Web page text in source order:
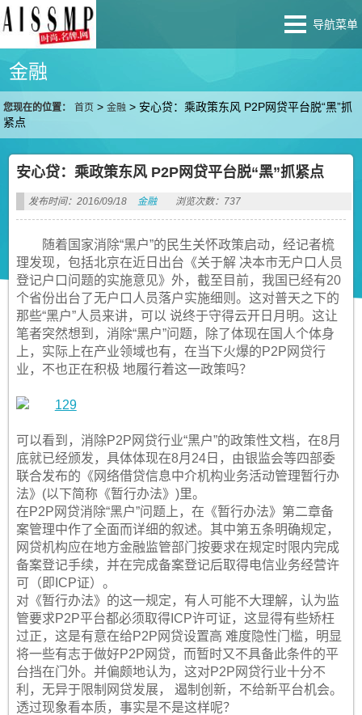
导航菜单
金融
您现在的位置： 首页 >金融 > 安心贷：乘政策东风 P2P网贷平台脱“黑”抓
紧点
安心贷：乘政策东风 P2P网贷平台脱“黑”抓紧点
发布时间：2016/09/18 金融 浏览次数：737
随着国家消除“黑户”的民生关怀政策启动，经记者梳
理发现，包括北京在近日出台《关于解 决本市无户口人员
登记户口问题的实施意见》外，截至目前，我国已经有20
个省份出台了无户口人员落户实施细则。这对普天之下的
那些“黑户”人员来讲，可以 说终于守得云开日月明。这让
笔者突然想到，消除“黑户”问题，除了体现在国人个体身
上，实际上在产业领域也有，在当下火爆的P2P网贷行
业，不也正在积极 地履行着这一政策吗？
可以看到，消除P2P网贷行业“黑户”的政策性文档，在8月
底就已经颁发，具体体现在8月24日，由银监会等四部委
联合发布的《网络借贷信息中介机构业务活动管理暂行办
法》(以下简称《暂行办法》)里。
在P2P网贷消除“黑户”问题上，在《暂行办法》第二章备
案管理中作了全面而详细的叙述。其中第五条明确规定，
网贷机构应在地方金融监管部门按要求在规定时限内完成
备案登记手续，并在完成备案登记后取得电信业务经营许
可（即ICP证）。
对《暂行办法》的这一规定，有人可能不大理解，认为监
管要求P2P平台都必须取得ICP许可证，这显得有些矫枉
过正，这是有意在给P2P网贷设置高 难度隐性门槛，明显
将一些有志于做好P2P网贷，而暂时又不具备此条件的平
台挡在门外。并偏颇地认为，这对P2P网贷行业十分不
利，无异于限制网贷发展， 遏制创新，不给新平台机会。
透过现象看本质，事实是不是这样呢？